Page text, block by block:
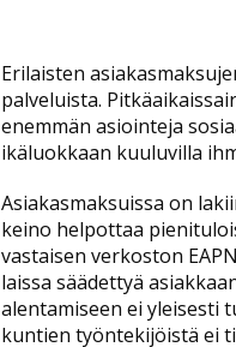
Erilaisten
palveluista.
enemmän asiointeja
ikäluokkaan kuuluvilla
Asiakasmaksuissa on
keino helpottaa
vastaisen verkoston
laissa säädettyä
alentamiseen ei yleisesti
kuntien työntekijöistä ei